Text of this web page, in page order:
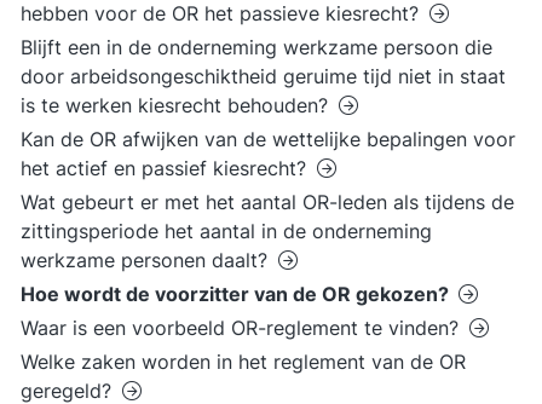
hebben voor de OR het passieve kiesrecht?
Blijft een in de onderneming werkzame persoon die
door arbeidsongeschiktheid geruime tijd niet in staat
is te werken kiesrecht behouden?
Kan de OR afwijken van de wettelijke bepalingen voor
het actief en passief kiesrecht?
Wat gebeurt er met het aantal OR-leden als tijdens de
zittingsperiode het aantal in de onderneming
werkzame personen daalt?
Hoe wordt de voorzitter van de OR gekozen?
Waar is een voorbeeld OR-reglement te vinden?
Welke zaken worden in het reglement van de OR
geregeld?